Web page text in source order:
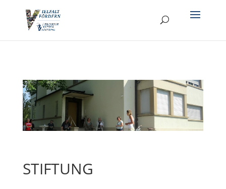
STIFTUNG